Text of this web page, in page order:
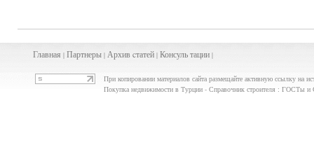
Главная | Партнеры| Архив cтатей| Консуль тации|
При копировании материалов сайта размещайте активную ссылку на
Покупка недвижимости в Турции - Справочник строителя : ГОСТы